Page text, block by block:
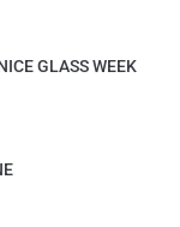
GLASS WEEK